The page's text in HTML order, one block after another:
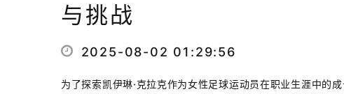
与挑战
2025-08-02 01:29:56
为了探索凯伊琳·克拉克作为女性足球运动员在职业生涯中的